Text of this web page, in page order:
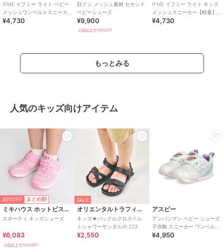
IFME イフミー ライト ベビー
メッシュワンベルトスニーカ
ー【軽量】キッズシューズ 子
¥4,730
顔ドン メッシュ素材 セカンド
ベビーシューズ
¥9,900
2点以上で10%OFF
IFME イフミー ライト キッズ
メッシュスニーカー【軽量】
子供靴 ストラップシューズ 1
¥4,730
もっとみる
人気のキッズ向けアイテム
30%OFF まとめ割
ミキハウス ホットビスケッツ
スポーティ キッズシューズ
¥6,083
2点以上で10%OFF
SALE
オリエンタルトラフィック
キッズ★バックルクロスベル
トシャワーサンダル/K-223
¥2,550
アスビー
アンパンマン ベビー シューズ
子供靴 スニーカー ワンベルト
AP B62
¥4,950